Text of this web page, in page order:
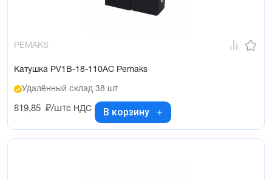
PEMAKS
Катушка PV1B-18-110AC Pemaks
Удалённый склад 38 шт
819,85 ₽/штс НДС В корзину